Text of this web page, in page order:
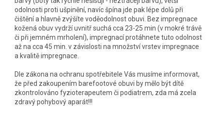
odolnosti proti ušpinění, navíc špína jde pak lépe dolů při
čištění a hlavně zvýšíte voděodolnost obuvi. Bez impregnace
kožená obuv vydrží uvnitř suchá cca 23-25 min (v mokré trávě
či při jemném mrholení), impregnací protáhnete tuto odolnost
až na cca 45 min. v závislosti na množství vrstev impregnace
a kvalitě impregnace.
Dle zákona na ochranu spotřebitele Vás musíme informovat,
že před zakoupením barefootové obuvi by mělo být dítě
zkontrolováno fyzioterapeutem či podiatrem, zda má zcela
zdravý pohybový aparát!!!